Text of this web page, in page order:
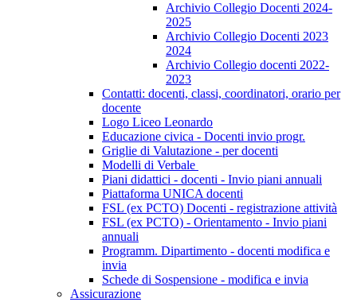
Archivio Collegio Docenti 2024-
2025
Archivio Collegio Docenti 2023
2024
Archivio Collegio docenti 2022-
2023
Contatti: docenti, classi, coordinatori, orario per
docente
Logo Liceo Leonardo
Educazione civica - Docenti invio progr.
Griglie di Valutazione - per docenti
Modelli di Verbale
Piani didattici - docenti - Invio piani annuali
Piattaforma UNICA docenti
FSL (ex PCTO) Docenti - registrazione attività
FSL (ex PCTO) - Orientamento - Invio piani
annuali
Programm. Dipartimento - docenti modifica e
invia
Schede di Sospensione - modifica e invia
Assicurazione